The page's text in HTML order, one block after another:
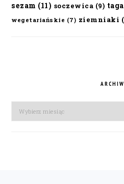
sezam (11) soczewica (9)
wegetariańskie (7) ziemniaki
Archiwa